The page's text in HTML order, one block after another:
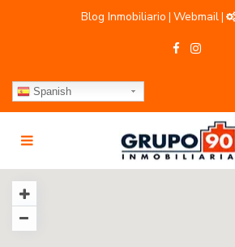
Blog Inmobiliario | Webmail|
Spanish